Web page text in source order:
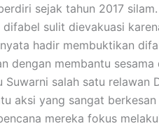
sejak tahun 2017
sulit dievakuasi
hadir membuktikan
dengan membantu
salah satu relawan
aksi yang sangat
mereka fokus